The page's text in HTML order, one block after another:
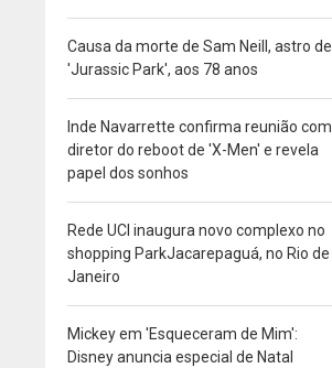
Causa da morte de Sam Neill, astro de
'Jurassic Park', aos 78 anos
Inde Navarrette confirma reunião com
diretor do reboot de 'X-Men' e revela
papel dos sonhos
Rede UCI inaugura novo complexo no
shopping ParkJacarepaguá, no Rio de
Janeiro
Mickey em 'Esqueceram de Mim':
Disney anuncia especial de Natal